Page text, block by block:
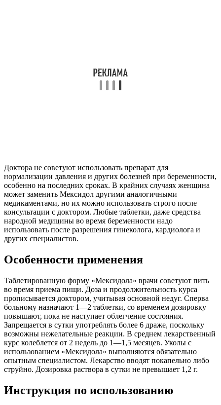
Доктора не советуют использовать препарат для
нормализации давления и других болезней при беременности,
особенно на последних сроках. В крайних случаях женщина
может заменить Мексидол другими аналогичными
медикаментами, но их можно использовать строго после
консультации с доктором. Любые таблетки, даже средства
народной медицины во время беременности надо
использовать после разрешения гинеколога, кардиолога и
других специалистов.
Особенности применения
Таблетированную форму «Мексидола» врачи советуют пить
во время приема пищи. Доза и продолжительность курса
прописывается доктором, учитывая основной недуг. Сперва
больному назначают 1—2 таблетки, со временем дозировку
повышают, пока не наступает облегчение состояния.
Запрещается в сутки употреблять более 6 драже, поскольку
возможны нежелательные реакции. В среднем лекарственный
курс колеблется от 2 недель до 1—1,5 месяцев. Уколы с
использованием «Мексидола» выполняются обязательно
опытным специалистом. Лекарство вводят покапельно либо
струйно. Дозировка раствора в сутки не превышает 1,2 г.
Инструкция по использованию